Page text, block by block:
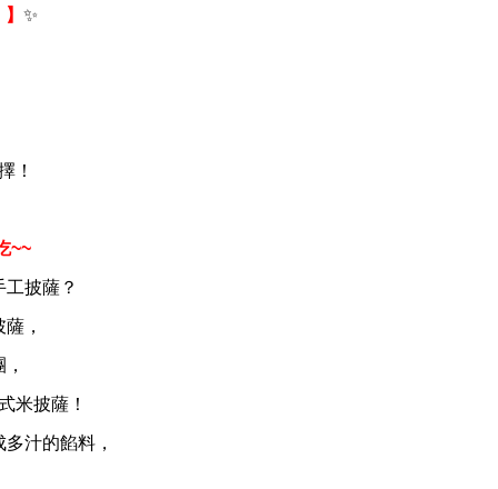
✨
！
~~
披薩？
，
米披薩！
汁的餡料，